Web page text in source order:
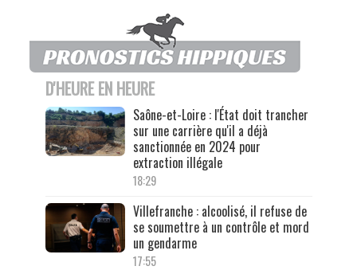
D'HEURE EN HEURE
Saône-et-Loire : l'État doit trancher
sur une carrière qu'il a déjà
sanctionnée en 2024 pour
extraction illégale
18:29
Villefranche : alcoolisé, il refuse de
se soumettre à un contrôle et mord
un gendarme
17:55